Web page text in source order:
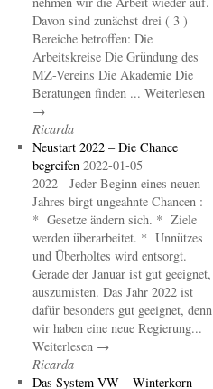
Davon sind zunächst drei ( 3 )
Bereiche betroffen: Die
Arbeitskreise Die Gründung des
MZ-Vereins Die Akademie Die
Beratungen finden ... Weiterlesen
→
Ricarda
Neustart 2022 – Die Chance
begreifen 2022-01-05
2022 - Jeder Beginn eines neuen
Jahres birgt ungeahnte Chancen :
* Gesetze ändern sich. * Ziele
werden überarbeitet. * Unnützes
und Überholtes wird entsorgt.
Gerade der Januar ist gut geeignet,
auszumisten. Das Jahr 2022 ist
dafür besonders gut geeignet, denn
wir haben eine neue Regierung...
Weiterlesen →
Ricarda
Das System VW – Winterkorn